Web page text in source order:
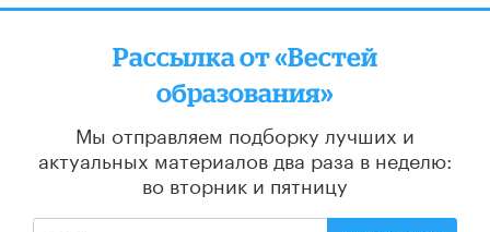
Рассылка от «Вестей
образования»
Мы отправляем подборку лучших и
актуальных материалов два раза в неделю:
во вторник и пятницу